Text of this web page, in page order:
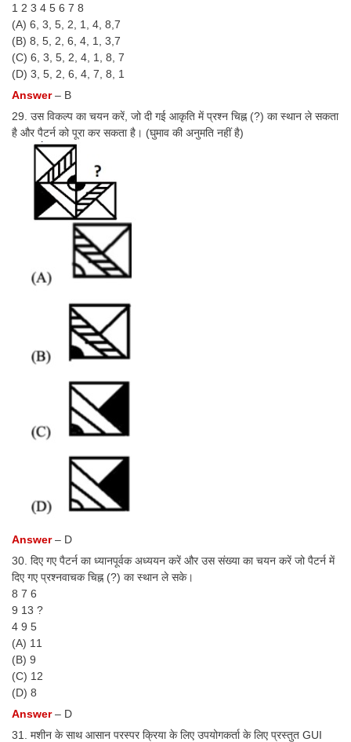
1 2 3 4 5 6 7 8
(A) 6, 3, 5, 2, 1, 4, 8,7
(B) 8, 5, 2, 6, 4, 1, 3,7
(C) 6, 3, 5, 2, 4, 1, 8, 7
(D) 3, 5, 2, 6, 4, 7, 8, 1
Answer– B
29. उस विकल्प का चयन करें, जो दी गई आकृति में प्रश्न चिह्न (?) का स्थान ले सकता
है और पैटर्न को पूरा कर सकता है। (घुमाव की अनुमति नहीं है)
Answer– D
30. दिए गए पैटर्न का ध्यानपूर्वक अध्ययन करें और उस संख्या का चयन करें जो पैटर्न में
दिए गए प्रश्नवाचक चिह्न (?) का स्थान ले सके।
8 7 6
9 13 ?
4 9 5
(A) 11
(B) 9
(C) 12
(D) 8
Answer– D
31. मशीन के साथ आसान परस्पर क्रिया के लिए उपयोगकर्ता के लिए प्रस्तुत GUI